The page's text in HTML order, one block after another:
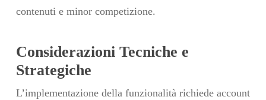
contenuti e minor competizione.
Considerazioni Tecniche e
Strategiche
L’implementazione della funzionalità richiede account